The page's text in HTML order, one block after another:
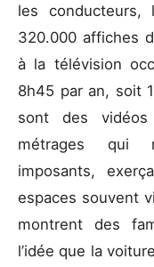
les conducteurs,
320.000 affiches
à la télévision
8h45 par an, soit
sont des
métrages qui
imposants,
espaces souvent
montrent des
l’idée que la